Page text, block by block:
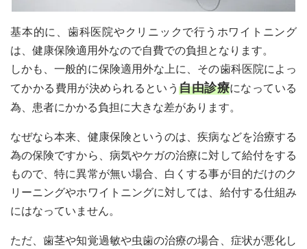
基本的に、歯科医院やクリニックで行うホワイトニング
は、健康保険適用外なので自費での負担となります。
しかも、一般的に保険適用外な上に、その歯科医院によっ
てかかる費用が決められるという自由診療になっている
為、患者にかかる負担に大きな差があります。
なぜなら本来、健康保険というのは、疾病などを治療する
為の保険ですから、病気やケガの治療に対して給付をする
もので、特に異常が無い場合、白くする事が目的だけのク
リーニングやホワイトニングに対しては、給付する仕組み
にはなっていません。
ただ、歯茎や知覚過敏や虫歯の治療の場合、症状が悪化し